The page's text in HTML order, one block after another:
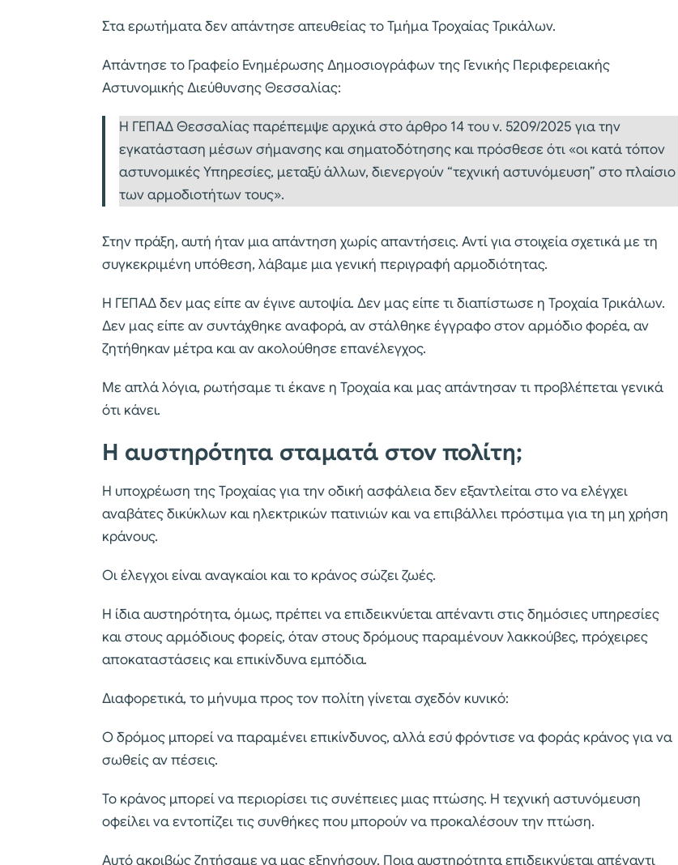
Στα ερωτήματα δεν απάντησε απευθείας το Τμήμα Τροχαίας Τρικάλων.
Απάντησε το Γραφείο Ενημέρωσης Δημοσιογράφων της Γενικής Περιφερειακής
Αστυνομικής Διεύθυνσης Θεσσαλίας:
Η ΓΕΠΑΔ Θεσσαλίας παρέπεμψε αρχικά στο άρθρο 14 του ν. 5209/2025 για την
εγκατάσταση μέσων σήμανσης και σηματοδότησης και πρόσθεσε ότι «οι κατά τόπον
αστυνομικές Υπηρεσίες, μεταξύ άλλων, διενεργούν “τεχνική αστυνόμευση” στο πλαίσιο
των αρμοδιοτήτων τους».
Στην πράξη, αυτή ήταν μια απάντηση χωρίς απαντήσεις. Αντί για στοιχεία σχετικά με τη
συγκεκριμένη υπόθεση, λάβαμε μια γενική περιγραφή αρμοδιότητας.
Η ΓΕΠΑΔ δεν μας είπε αν έγινε αυτοψία. Δεν μας είπε τι διαπίστωσε η Τροχαία Τρικάλων.
Δεν μας είπε αν συντάχθηκε αναφορά, αν στάλθηκε έγγραφο στον αρμόδιο φορέα, αν
ζητήθηκαν μέτρα και αν ακολούθησε επανέλεγχος.
Με απλά λόγια, ρωτήσαμε τι έκανε η Τροχαία και μας απάντησαν τι προβλέπεται γενικά
ότι κάνει.
Η αυστηρότητα σταματά στον πολίτη;
Η υποχρέωση της Τροχαίας για την οδική ασφάλεια δεν εξαντλείται στο να ελέγχει
αναβάτες δικύκλων και ηλεκτρικών πατινιών και να επιβάλλει πρόστιμα για τη μη χρήση
κράνους.
Οι έλεγχοι είναι αναγκαίοι και το κράνος σώζει ζωές.
Η ίδια αυστηρότητα, όμως, πρέπει να επιδεικνύεται απέναντι στις δημόσιες υπηρεσίες
και στους αρμόδιους φορείς, όταν στους δρόμους παραμένουν λακκούβες, πρόχειρες
αποκαταστάσεις και επικίνδυνα εμπόδια.
Διαφορετικά, το μήνυμα προς τον πολίτη γίνεται σχεδόν κυνικό:
Ο δρόμος μπορεί να παραμένει επικίνδυνος, αλλά εσύ φρόντισε να φοράς κράνος για να
σωθείς αν πέσεις.
Το κράνος μπορεί να περιορίσει τις συνέπειες μιας πτώσης. Η τεχνική αστυνόμευση
οφείλει να εντοπίζει τις συνθήκες που μπορούν να προκαλέσουν την πτώση.
Αυτό ακριβώς ζητήσαμε να μας εξηγήσουν. Ποια αυστηρότητα επιδεικνύεται απέναντι